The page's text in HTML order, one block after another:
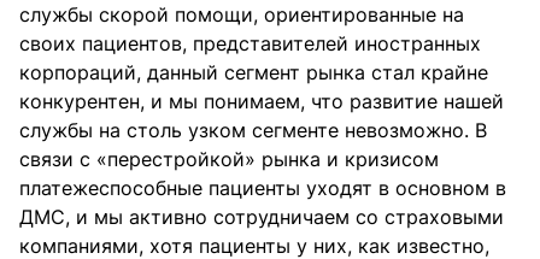
службы скорой помощи, ориентированные на
своих пациентов, представителей иностранных
корпораций, данный сегмент рынка стал крайне
конкурентен, и мы понимаем, что развитие нашей
службы на столь узком сегменте невозможно. В
связи с «перестройкой» рынка и кризисом
платежеспособные пациенты уходят в основном в
ДМС, и мы активно сотрудничаем со страховыми
компаниями, хотя пациенты у них, как известно,